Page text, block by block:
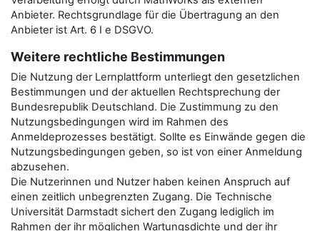
Anbieter. Rechtsgrundlage für die Übertragung an den
Anbieter ist Art. 6 I e DSGVO.
Weitere rechtliche Bestimmungen
Die Nutzung der Lernplattform unterliegt den gesetzlichen
Bestimmungen und der aktuellen Rechtsprechung der
Bundesrepublik Deutschland. Die Zustimmung zu den
Nutzungsbedingungen wird im Rahmen des
Anmeldeprozesses bestätigt. Sollte es Einwände gegen die
Nutzungsbedingungen geben, so ist von einer Anmeldung
abzusehen.
Die Nutzerinnen und Nutzer haben keinen Anspruch auf
einen zeitlich unbegrenzten Zugang. Die Technische
Universität Darmstadt sichert den Zugang lediglich im
Rahmen der ihr möglichen Wartungsdichte und der ihr